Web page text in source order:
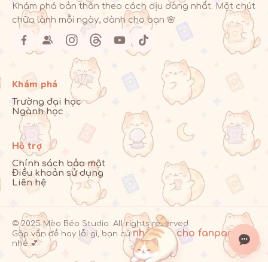
Khám phá bản thân theo cách dịu dàng nhất. Một chút
chữa lành mỗi ngày, dành cho bạn 🌸
Khám phá
Trường đại học
Ngành học
Hỗ trợ
Chính sách bảo mật
Điều khoản sử dụng
Liên hệ
© 2025 Mèo Béo Studio. All rights reserved.
Gặp vấn đề hay lỗi gì, bạn cứnhắn tin cho fanpage
nhé 💕